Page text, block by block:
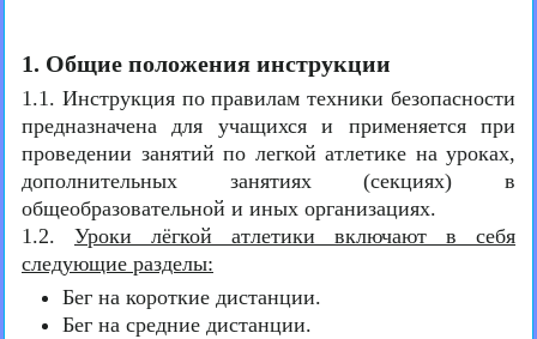
1. Общие положения инструкции
1.1. Инструкция по правилам техники безопасности
предназначена для учащихся и применяется при
проведении занятий по легкой атлетике на уроках,
дополнительных занятиях (секциях) в
общеобразовательной и иных организациях.
1.2. Уроки лёгкой атлетики включают в себя
следующие разделы:
Бег на короткие дистанции.
Бег на средние дистанции.